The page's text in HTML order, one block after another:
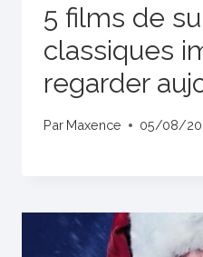
5 films de
classiques
regarder
Par Maxence 05/08/